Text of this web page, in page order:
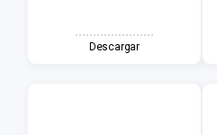
Descargar